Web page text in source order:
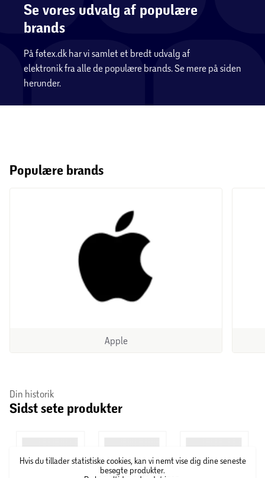
Se vores udvalg af populære
brands
På føtex.dk har vi samlet et bredt udvalg af
elektronik fra alle de populære brands. Se mere på siden
herunder.
Populære brands
Apple
Din historik
Sidst sete produkter
Hvis du tillader statistiske cookies, kan vi nemt vise dig dine seneste
besøgte produkter.